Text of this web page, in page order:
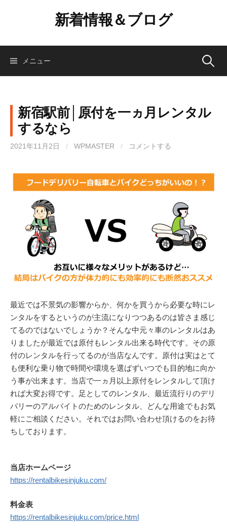
ン
新着情報＆ブログ
メニュー 検
新宿駅前│原付を一ヵ月レンタル
するなら
2021年11月2日 / WPMASTER / コメントする
最近では不景気の影響からか、何かを買うから必要な時にレ
ンタルをするというのが主流になりつつあるのは皆さま感じ
てるのではないでしょうか？そんな中元々車のレンタルはあ
りましたが最近では原付もレンタル出来る時代です。その原
付のレンタルを行ってるのが当店なんです。原付は実はとて
も便利な乗り物で時間や環境を選ばずいつでも目的地に向か
う事が出来ます。当店で一ヵ月以上原付をレンタルして頂け
れば大変お得です。足としてのレンタル、最近流行りのデリ
バリーのアルバイトのためのレンタル、どんな用途でもお気
軽にご相談ください。それではお問い合わせ頂けるのをお待
ちしております。
当店ホームページ
https://rentalbikesinjuku.com/
料金表
https://rentalbikesinjuku.com/price.html